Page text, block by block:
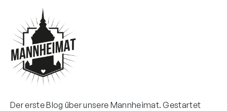
Der erste Blog über unsere Mannheimat. Gestartet